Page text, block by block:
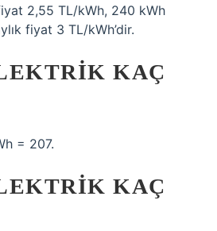
2,55 TL/kWh, 240 kWh
fiyat 3 TL/kWh’dir.
KAÇ
= 207.
KAÇ